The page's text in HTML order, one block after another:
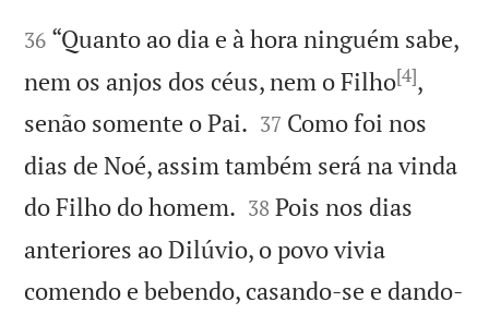


36 “Quanto ao dia e à hora ninguém sabe,
nem os anjos dos céus, nem o Filho[4],
senão somente o Pai. 

37 Como foi nos
dias de Noé, assim também será na vinda
do Filho do homem. 

38 Pois nos dias
anteriores ao Dilúvio, o povo vivia
comendo e bebendo, casando-se e dando-